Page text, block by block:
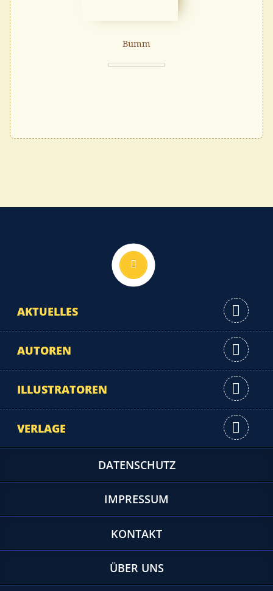
Bumm
AKTUELLES
AUTOREN
ILLUSTRATOREN
VERLAGE
DATENSCHUTZ
IMPRESSUM
KONTAKT
ÜBER UNS